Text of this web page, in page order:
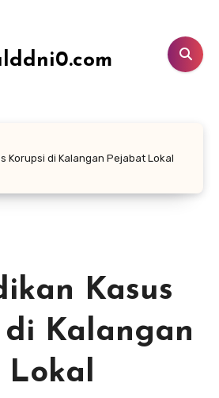
Korupsi di Kalangan Pejabat Lokal
Kasus
di Kalangan
Lokal